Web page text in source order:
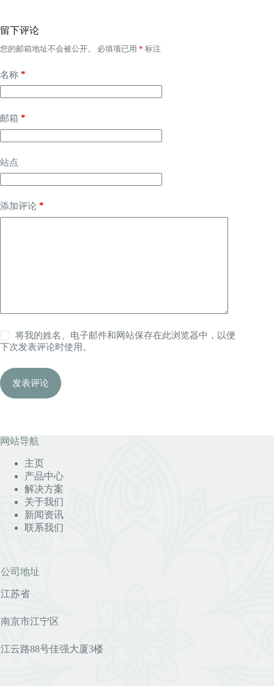
留下评论
您的邮箱地址不会被公开。 必填项已用 * 标注
名称 *
邮箱 *
站点
添加评论 *
将我的姓名、电子邮件和网站保存在此浏览器中，以便
下次发表评论时使用。
发表评论
网站导航
主页
产品中心
解决方案
关于我们
新闻资讯
联系我们
公司地址
江苏省
南京市江宁区
江云路88号佳强大厦3楼